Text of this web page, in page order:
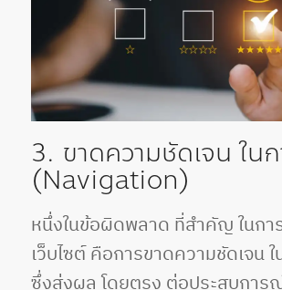
3. ขาดความชัดเจน ใน
(Navigation)
หนึ่งในข้อผิดพลาด ที่สำคัญ ในกา
เว็บไซต์ คือการขาดความชัดเจน
ซึ่งส่งผล โดยตรง ต่อประสบการ